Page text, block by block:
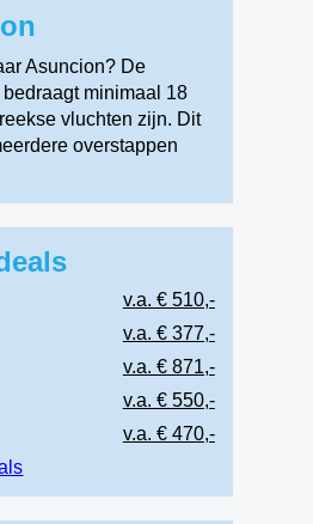
Asuncion? De
minimaal 18
vluchten zijn. Dit
overstappen
v.a. € 510,-
v.a. € 377,-
v.a. € 871,-
v.a. € 550,-
v.a. € 470,-